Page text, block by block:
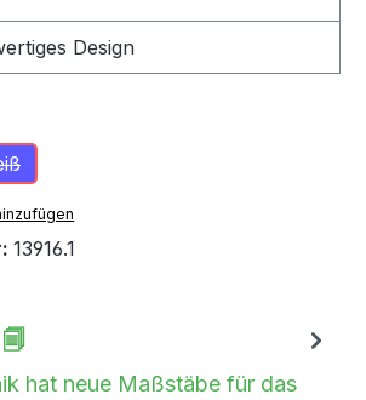
Design
Option ist zurzeit nicht verfügbar.)
13916.1
🗐
hat neue Maßstäbe für das